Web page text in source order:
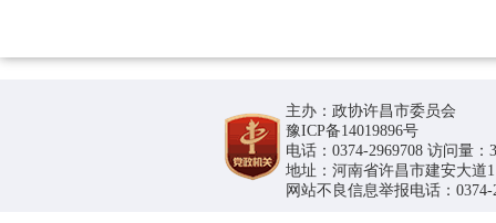
主办：政协许昌市委员会
豫ICP备14019896号
电话：0374-2969708 访问量：
地址：河南省许昌市建安大道
网站不良信息举报电话：